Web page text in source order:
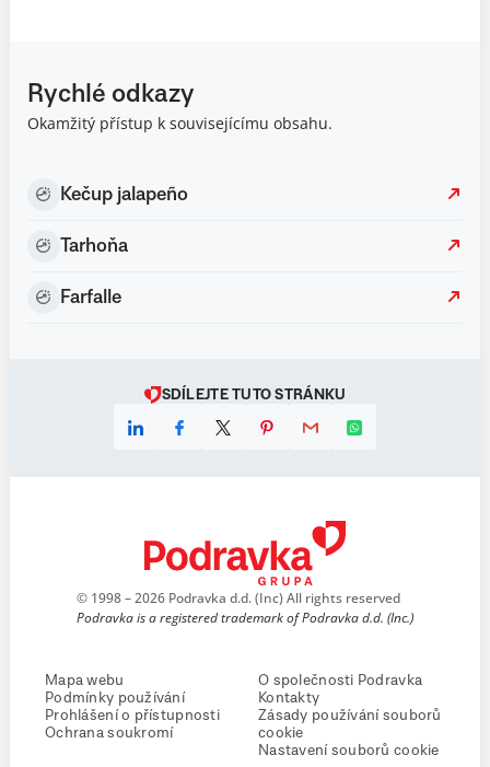
Rychlé odkazy
Okamžitý přístup k souvisejícímu obsahu.
Kečup jalapeño
Tarhoňa
Farfalle
SDÍLEJTE TUTO STRÁNKU
© 1998 – 2026 Podravka d.d. (Inc) All rights reserved
Podravka is a registered trademark of Podravka d.d. (Inc.)
Mapa webu
Podmínky používání
Prohlášení o přístupnosti
Ochrana soukromí
O společnosti Podravka
Kontakty
Zásady používání souborů
cookie
Nastavení souborů cookie